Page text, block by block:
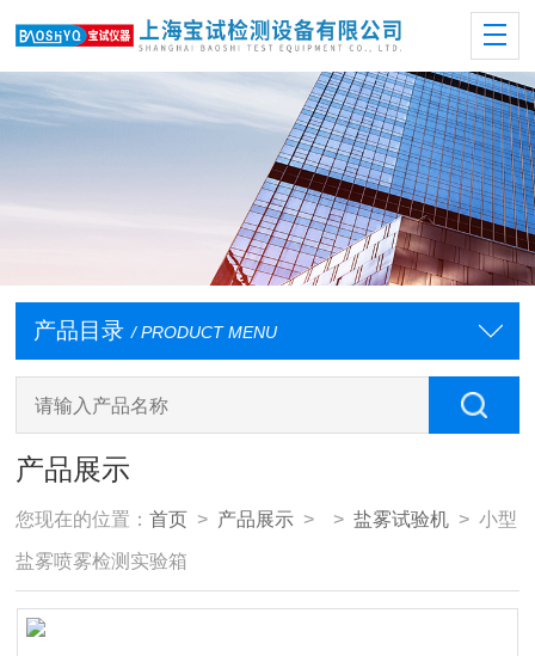
产品目录 / PRODUCT MENU
产品展示
您现在的位置：首页 > 产品展示 > >盐雾试验机 > 小型
盐雾喷雾检测实验箱